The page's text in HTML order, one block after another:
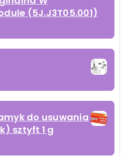
(5J.J3T05.001)
do usuwania
sztyft 1 g